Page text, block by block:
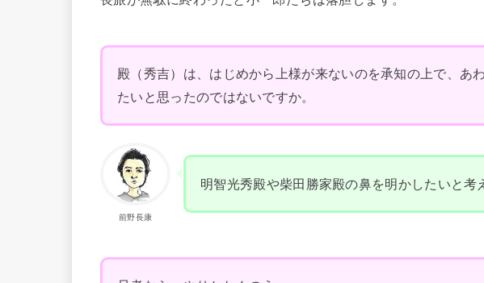
殿（秀吉）は、はじめから上様が来ないのを承知の上で、あ
たいと思ったのではないですか。
前野長康
明智光秀殿や柴田勝家殿の鼻を明かしたいと考